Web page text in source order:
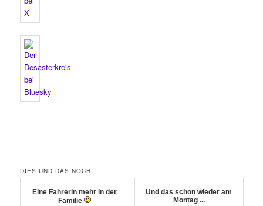
DIES UND DAS NOCH:
Eine Fahrerin mehr in der
Familie
Und das schon wieder am
Montag ...